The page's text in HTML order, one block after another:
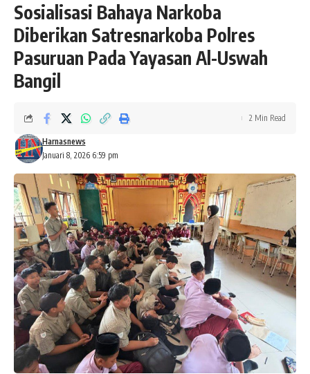
Sosialisasi Bahaya Narkoba
Diberikan Satresnarkoba Polres
Pasuruan Pada Yayasan Al-Uswah
Bangil
Januari 8, 2026 6:59 pm
Harnasnews
2 Min Read